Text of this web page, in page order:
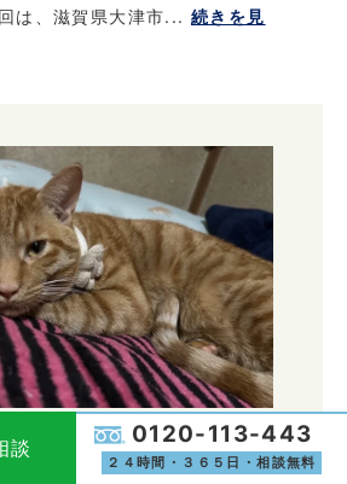
は、滋賀県大津市... 続きを見
田村市のノアくんを無
談 0120-113-443
２４時間・３６５日・相談無料